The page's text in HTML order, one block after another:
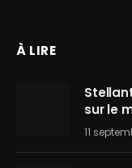
À LIRE
sur le
11